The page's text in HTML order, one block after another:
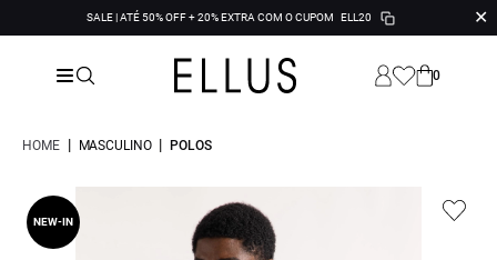
SALE | ATÉ 50% OFF + 20% EXTRA COM O CUPOM ELL20 ✕
0
HOME | MASCULINO | POLOS
NEW-IN